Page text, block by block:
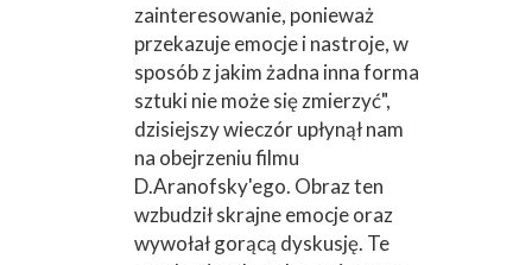
zainteresowanie, ponieważ
przekazuje emocje i nastroje, w
sposób z jakim żadna inna forma
sztuki nie może się zmierzyć",
dzisiejszy wieczór upłynął nam
na obejrzeniu filmu
D.Aranofsky'ego. Obraz ten
wzbudził skrajne emocje oraz
wywołał gorącą dyskusję. Te